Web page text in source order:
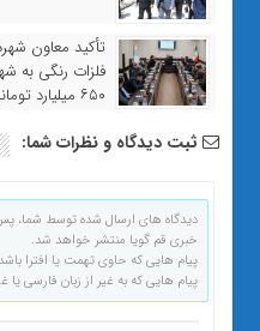
تأکید معاون
فلزات رنگی به
۶۵۰ میلیارد تومانی برای سال ۱۴۰۵
ثبت دیدگاه و نظرات شما:
دیدگاه های ارسال شده توسط شما،
خبری قم گویا منتشر خواهد شد.
پیام هایی که حاوی تهمت یا افترا
پیام هایی که به غیر از زبان فارسی